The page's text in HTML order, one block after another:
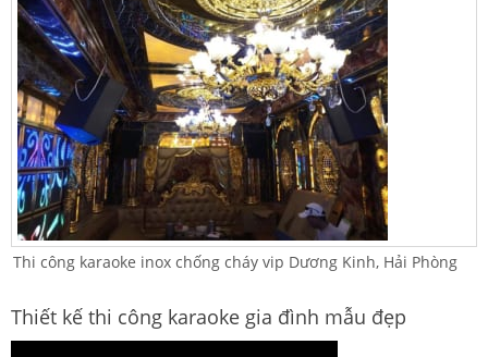
Thi công karaoke inox chống cháy vip Dương Kinh, Hải Phòng
Thiết kế thi công karaoke gia đình mẫu đẹp